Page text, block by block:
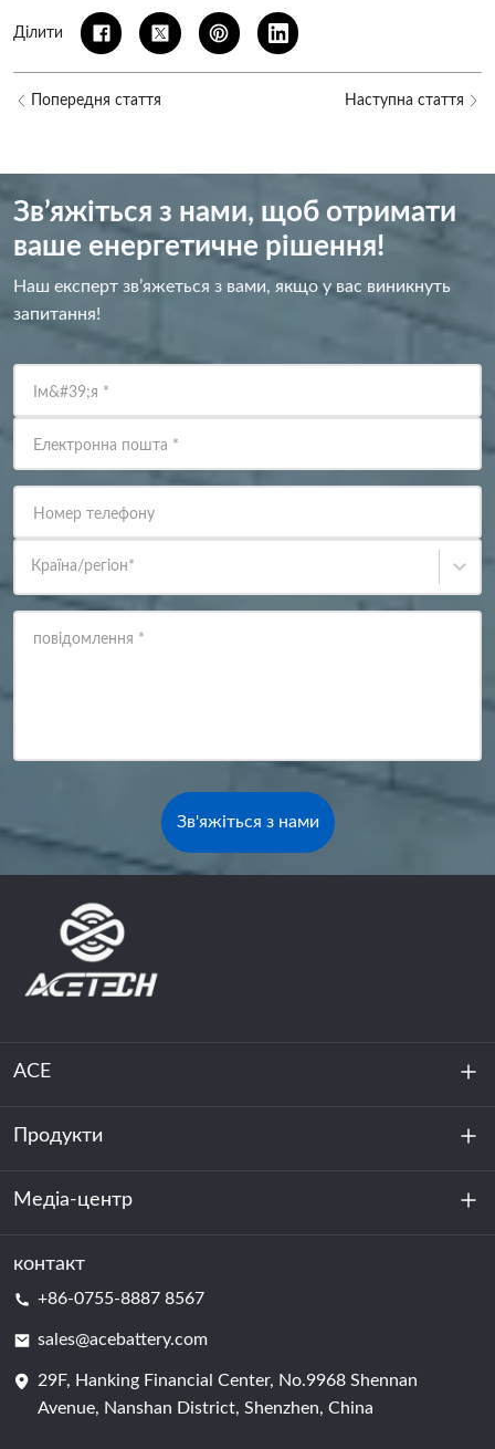
Ділити
Попередня стаття Наступна стаття
Зв’яжіться з нами, щоб отримати
ваше енергетичне рішення!
Наш експерт зв’яжеться з вами, якщо у вас виникнуть
запитання!
Ім&#39;я *
Електронна пошта *
Номер телефону
Країна/регіон*
повідомлення *
Зв'яжіться з нами
ACE
Про нас
Стійкість
Продукти
Зберігання енергії
Центр обробки даних та серверна кімната
Елемент батареї
Медіа-центр
Новини
контакт
+86-0755-8887 8567
sales@acebattery.com
29F, Hanking Financial Center, No.9968 Shennan
Avenue, Nanshan District, Shenzhen, China